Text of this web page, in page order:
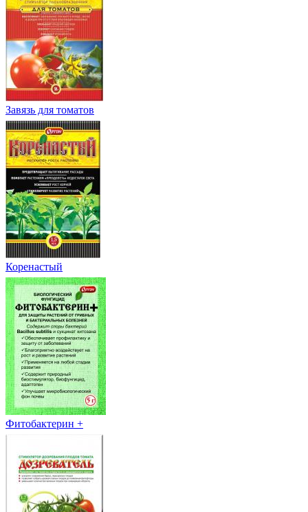
Завязь для томатов
Коренастый
Фитобактерин +